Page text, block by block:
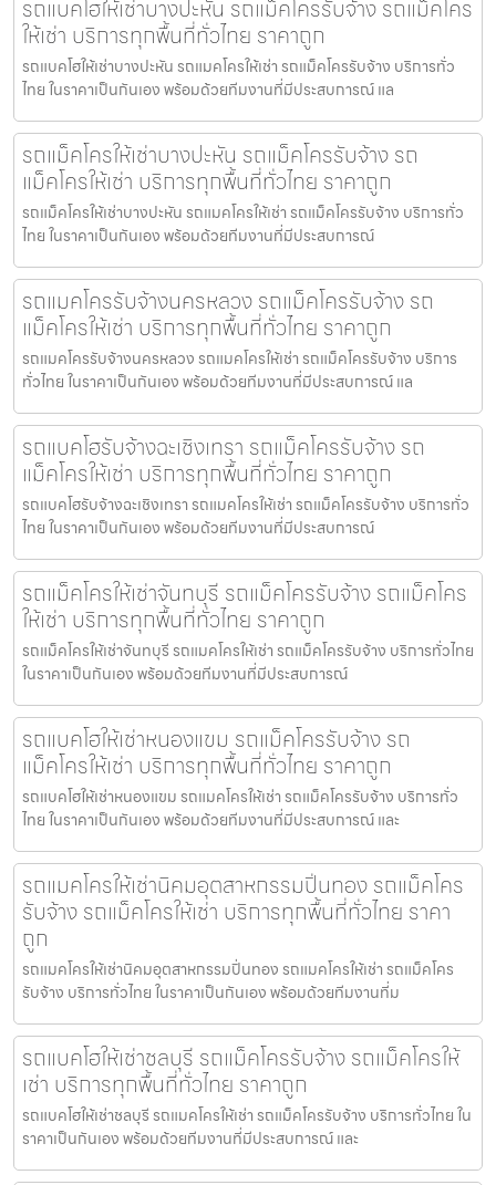
รถแบคโฮให้เช่าบางปะหัน รถแม็คโครรับจ้าง รถแม็คโคร
ให้เช่า บริการทุกพื้นที่ทั่วไทย ราคาถูก
รถแบคโฮให้เช่าบางปะหัน รถแมคโครให้เช่า รถแม็คโครรับจ้าง บริการทั่ว
ไทย ในราคาเป็นกันเอง พร้อมด้วยทีมงานที่มีประสบการณ์ แล
รถแม็คโครให้เช่าบางปะหัน รถแม็คโครรับจ้าง รถ
แม็คโครให้เช่า บริการทุกพื้นที่ทั่วไทย ราคาถูก
รถแม็คโครให้เช่าบางปะหัน รถแมคโครให้เช่า รถแม็คโครรับจ้าง บริการทั่ว
ไทย ในราคาเป็นกันเอง พร้อมด้วยทีมงานที่มีประสบการณ์
รถแมคโครรับจ้างนครหลวง รถแม็คโครรับจ้าง รถ
แม็คโครให้เช่า บริการทุกพื้นที่ทั่วไทย ราคาถูก
รถแมคโครรับจ้างนครหลวง รถแมคโครให้เช่า รถแม็คโครรับจ้าง บริการ
ทั่วไทย ในราคาเป็นกันเอง พร้อมด้วยทีมงานที่มีประสบการณ์ แล
รถแบคโฮรับจ้างฉะเชิงเทรา รถแม็คโครรับจ้าง รถ
แม็คโครให้เช่า บริการทุกพื้นที่ทั่วไทย ราคาถูก
รถแบคโฮรับจ้างฉะเชิงเทรา รถแมคโครให้เช่า รถแม็คโครรับจ้าง บริการทั่ว
ไทย ในราคาเป็นกันเอง พร้อมด้วยทีมงานที่มีประสบการณ์
รถแม็คโครให้เช่าจันทบุรี รถแม็คโครรับจ้าง รถแม็คโคร
ให้เช่า บริการทุกพื้นที่ทั่วไทย ราคาถูก
รถแม็คโครให้เช่าจันทบุรี รถแมคโครให้เช่า รถแม็คโครรับจ้าง บริการทั่วไทย
ในราคาเป็นกันเอง พร้อมด้วยทีมงานที่มีประสบการณ์
รถแบคโฮให้เช่าหนองแขม รถแม็คโครรับจ้าง รถ
แม็คโครให้เช่า บริการทุกพื้นที่ทั่วไทย ราคาถูก
รถแบคโฮให้เช่าหนองแขม รถแมคโครให้เช่า รถแม็คโครรับจ้าง บริการทั่ว
ไทย ในราคาเป็นกันเอง พร้อมด้วยทีมงานที่มีประสบการณ์ และ
รถแมคโครให้เช่านิคมอุตสาหกรรมปิ่นทอง รถแม็คโคร
รับจ้าง รถแม็คโครให้เช่า บริการทุกพื้นที่ทั่วไทย ราคา
ถูก
รถแมคโครให้เช่านิคมอุตสาหกรรมปิ่นทอง รถแมคโครให้เช่า รถแม็คโคร
รับจ้าง บริการทั่วไทย ในราคาเป็นกันเอง พร้อมด้วยทีมงานที่ม
รถแบคโฮให้เช่าชลบุรี รถแม็คโครรับจ้าง รถแม็คโครให้
เช่า บริการทุกพื้นที่ทั่วไทย ราคาถูก
รถแบคโฮให้เช่าชลบุรี รถแมคโครให้เช่า รถแม็คโครรับจ้าง บริการทั่วไทย ใน
ราคาเป็นกันเอง พร้อมด้วยทีมงานที่มีประสบการณ์ และ